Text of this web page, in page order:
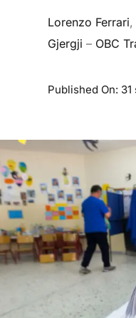
Lorenzo Ferrari,
Gjergji – OBC
Published On: